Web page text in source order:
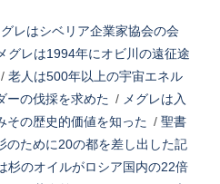
レはシベリア企業家協会の会
グレは1994年にオビ川の遠征途
/ 老人は500年以上の宇宙エネル
ーの伐採を求めた / メグレは入
その歴史的価値を知った / 聖書
のために20の都を差し出した記
杉のオイルがロシア国内の22倍